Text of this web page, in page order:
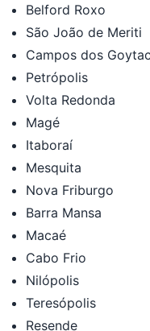
Belford Roxo
São João de Meriti
Campos dos
Petrópolis
Volta Redonda
Magé
Itaboraí
Mesquita
Nova Friburgo
Barra Mansa
Macaé
Cabo Frio
Nilópolis
Teresópolis
Resende